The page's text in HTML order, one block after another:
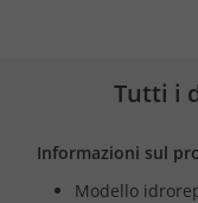
Tutti i
Informazioni sul
Modello